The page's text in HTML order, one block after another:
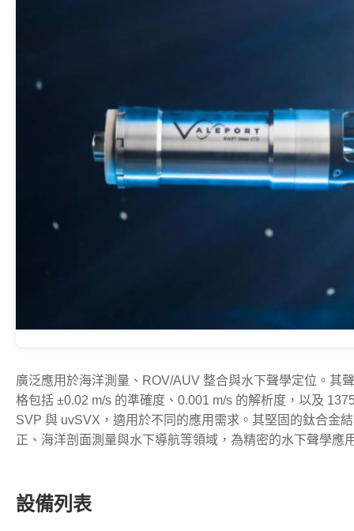
廣泛應用於海洋測量、ROV/AUV 整合與水下聲學定位。 其
格包括 ±0.02 m/s 的準確度、0.001 m/s 的解析度，以及
SVP 與 uvSVX，適用於不同的應用需求。 其堅固的鈦合金
正、海洋剖面測量與水下導航等領域，為精密的水下聲學應
設備列表